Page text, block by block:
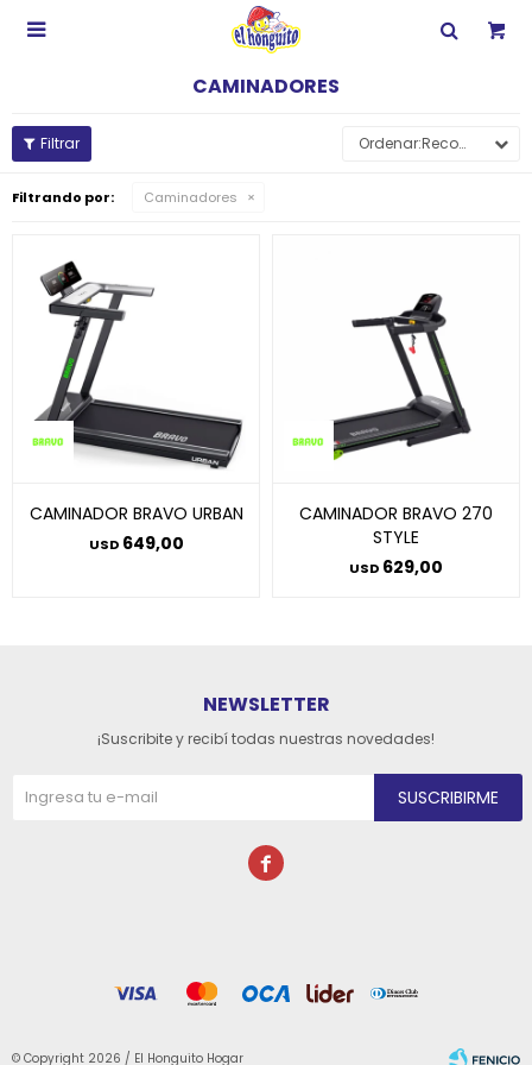

CAMINADORES
Recomendados
Filtrando por: Caminadores
CAMINADOR BRAVO URBAN
USD 649,00
CAMINADOR BRAVO 270
STYLE
USD 629,00
NEWSLETTER
¡Suscribite y recibí todas nuestras novedades!
SUSCRIBIRME

© Copyright 2026 / El Honguito Hogar